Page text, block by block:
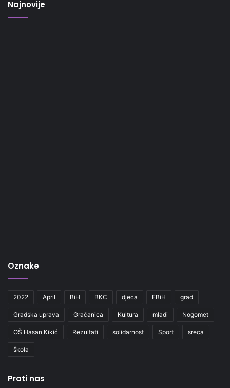
Najnovije
Oznake
2022 April BiH BKC djeca FBiH grad
Gradska uprava Gračanica Kultura mladi Nogomet
OŠ Hasan Kikić Rezultati solidarnost Sport sreca
škola
Prati nas